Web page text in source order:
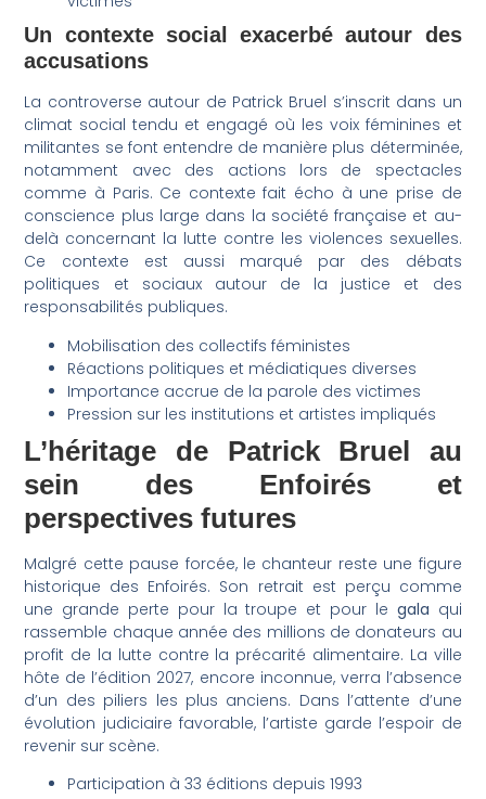
Un contexte social exacerbé autour des
accusations
La controverse autour de Patrick Bruel s’inscrit dans un
climat social tendu et engagé où les voix féminines et
militantes se font entendre de manière plus déterminée,
notamment avec des actions lors de spectacles
comme à Paris. Ce contexte fait écho à une prise de
conscience plus large dans la société française et au-
delà concernant la lutte contre les violences sexuelles.
Ce contexte est aussi marqué par des débats
politiques et sociaux autour de la justice et des
responsabilités publiques.
Mobilisation des collectifs féministes
Réactions politiques et médiatiques diverses
Importance accrue de la parole des victimes
Pression sur les institutions et artistes impliqués
L’héritage de Patrick Bruel au
sein des Enfoirés et
perspectives futures
Malgré cette pause forcée, le chanteur reste une figure
historique des Enfoirés. Son retrait est perçu comme
une grande perte pour la troupe et pour le gala qui
rassemble chaque année des millions de donateurs au
profit de la lutte contre la précarité alimentaire. La ville
hôte de l’édition 2027, encore inconnue, verra l’absence
d’un des piliers les plus anciens. Dans l’attente d’une
évolution judiciaire favorable, l’artiste garde l’espoir de
revenir sur scène.
Participation à 33 éditions depuis 1993